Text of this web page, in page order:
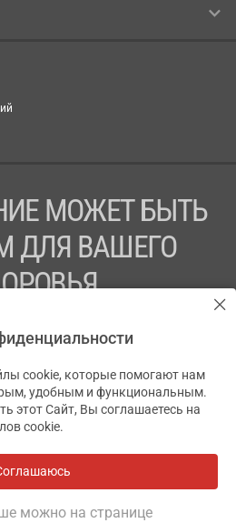
МОЖЕТ БЫТЬ
ДЛЯ ВАШЕГО
ПРЕПАРАТА
С ВРАЧОМ
Код ЄДРПОУ 43631965.
ответственности
cookie, которые помогают нам
удобным и функциональным.
этот Сайт, Вы соглашаетесь на
cookie.
можно на странице
✕